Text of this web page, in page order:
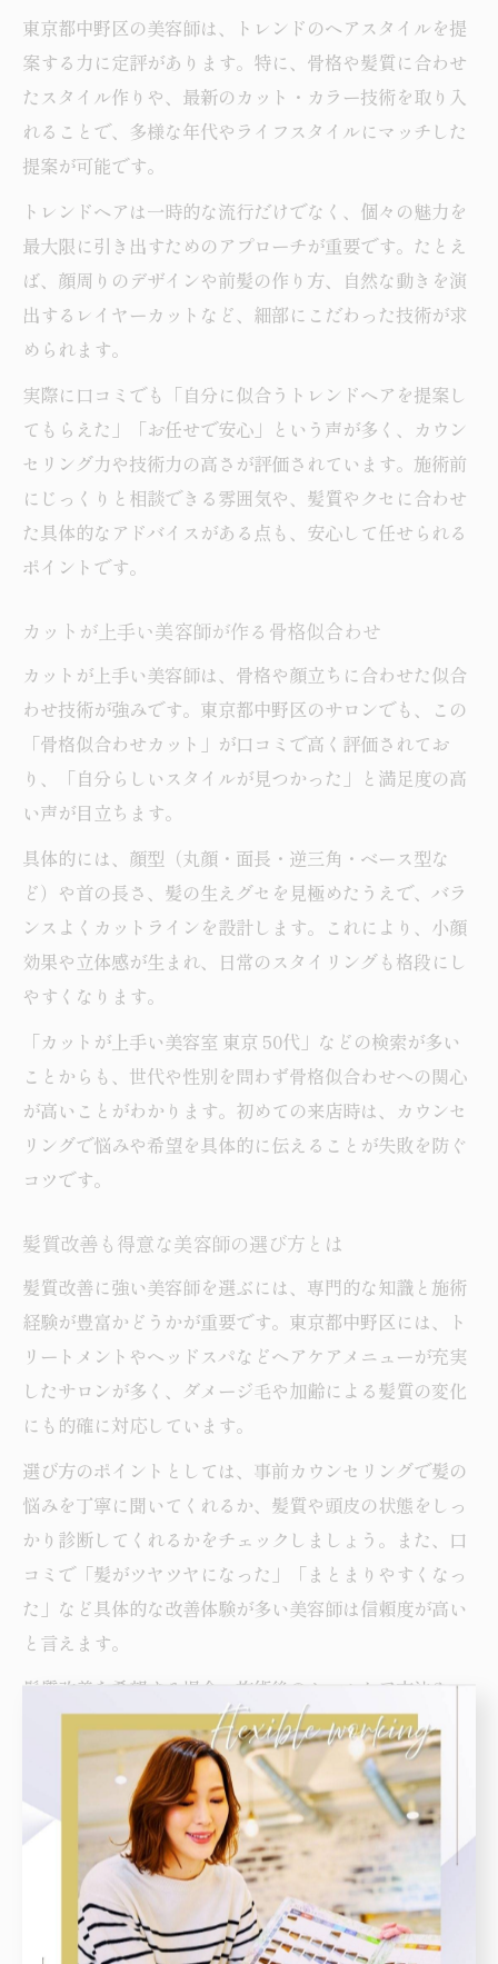
東京都中野区の美容師は、トレンドのヘアスタイルを提
案する力に定評があります。特に、骨格や髪質に合わせ
たスタイル作りや、最新のカット・カラー技術を取り入
れることで、多様な年代やライフスタイルにマッチした
提案が可能です。
トレンドヘアは一時的な流行だけでなく、個々の魅力を
最大限に引き出すためのアプローチが重要です。たとえ
ば、顔周りのデザインや前髪の作り方、自然な動きを演
出するレイヤーカットなど、細部にこだわった技術が求
められます。
実際に口コミでも「自分に似合うトレンドヘアを提案し
てもらえた」「お任せで安心」という声が多く、カウン
セリング力や技術力の高さが評価されています。施術前
にじっくりと相談できる雰囲気や、髪質やクセに合わせ
た具体的なアドバイスがある点も、安心して任せられる
ポイントです。
カットが上手い美容師が作る骨格似合わせ
カットが上手い美容師は、骨格や顔立ちに合わせた似合
わせ技術が強みです。東京都中野区のサロンでも、この
「骨格似合わせカット」が口コミで高く評価されてお
り、「自分らしいスタイルが見つかった」と満足度の高
い声が目立ちます。
具体的には、顔型（丸顔・面長・逆三角・ベース型な
ど）や首の長さ、髪の生えグセを見極めたうえで、バラ
ンスよくカットラインを設計します。これにより、小顔
効果や立体感が生まれ、日常のスタイリングも格段にし
やすくなります。
「カットが上手い美容室 東京 50代」などの検索が多い
ことからも、世代や性別を問わず骨格似合わせへの関心
が高いことがわかります。初めての来店時は、カウンセ
リングで悩みや希望を具体的に伝えることが失敗を防ぐ
コツです。
髪質改善も得意な美容師の選び方とは
髪質改善に強い美容師を選ぶには、専門的な知識と施術
経験が豊富かどうかが重要です。東京都中野区には、ト
リートメントやヘッドスパなどヘアケアメニューが充実
したサロンが多く、ダメージ毛や加齢による髪質の変化
にも的確に対応しています。
選び方のポイントとしては、事前カウンセリングで髪の
悩みを丁寧に聞いてくれるか、髪質や頭皮の状態をしっ
かり診断してくれるかをチェックしましょう。また、口
コミで「髪がツヤツヤになった」「まとまりやすくなっ
た」など具体的な改善体験が多い美容師は信頼度が高い
と言えます。
髪質改善を希望する場合、施術後のホームケア方法や、
定期的なメンテナンスの頻度なども相談できる美容師を
選ぶと、長期的な美髪維持につながります。特に「中野
美容室 50代」など、年齢による髪悩みが増える世代にも
おすすめです。
評判の美容師が叶える旬なヘアスタイル
評判の高い美容師は、旬なヘアスタイルへの対応力も優